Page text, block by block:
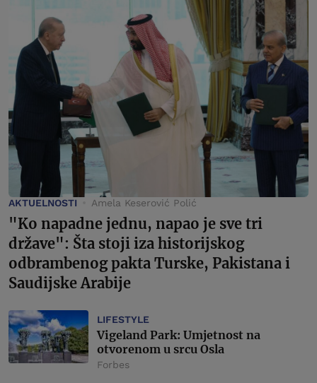
AKTUELNOSTI Amela Keserović Polić
"Ko napadne jednu, napao je sve tri
države": Šta stoji iza historijskog
odbrambenog pakta Turske, Pakistana i
Saudijske Arabije
LIFESTYLE
Vigeland Park: Umjetnost na
otvorenom u srcu Osla
Forbes